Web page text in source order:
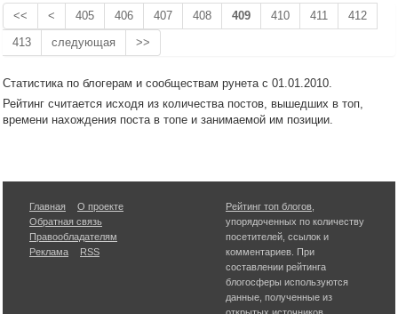
<< < 405 406 407 408 409 410 411
412
413
следующая >>
Статистика по блогерам и сообществам рунета с 01.01.2010.
Рейтинг считается исходя из количества постов, вышедших в топ,
времени нахождения поста в топе и занимаемой им позиции.
Главная
О проекте
Обратная связь
Правообладателям
Реклама
RSS
Рейтинг топ блогов
упорядоченных по количеству
посетителей, ссылок и
комментариев. При
составлении рейтинга
блогосферы используются
данные, полученные из